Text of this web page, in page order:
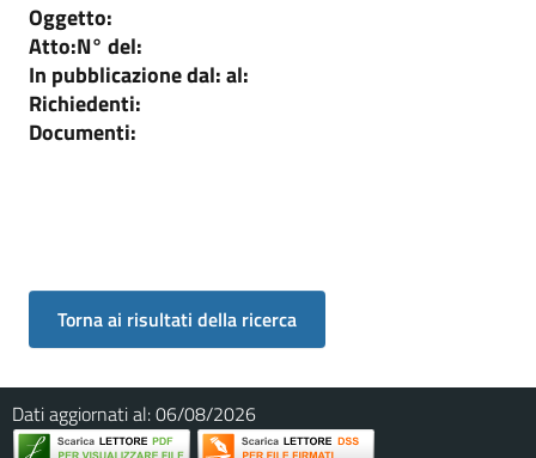
Oggetto:
Atto:N° del:
In pubblicazione dal:al:
Richiedenti:
Documenti:
Dati aggiornati al:06/08/2026